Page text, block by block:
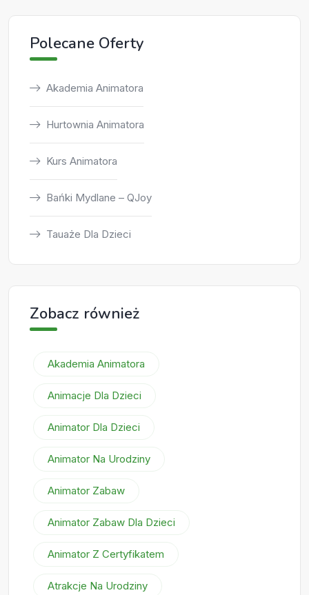
Polecane Oferty
Akademia Animatora
Hurtownia Animatora
Kurs Animatora
Bańki Mydlane – QJoy
Tauaże Dla Dzieci
Zobacz również
Akademia Animatora
Animacje Dla Dzieci
Animator Dla Dzieci
Animator Na Urodziny
Animator Zabaw
Animator Zabaw Dla Dzieci
Animator Z Certyfikatem
Atrakcje Na Urodziny